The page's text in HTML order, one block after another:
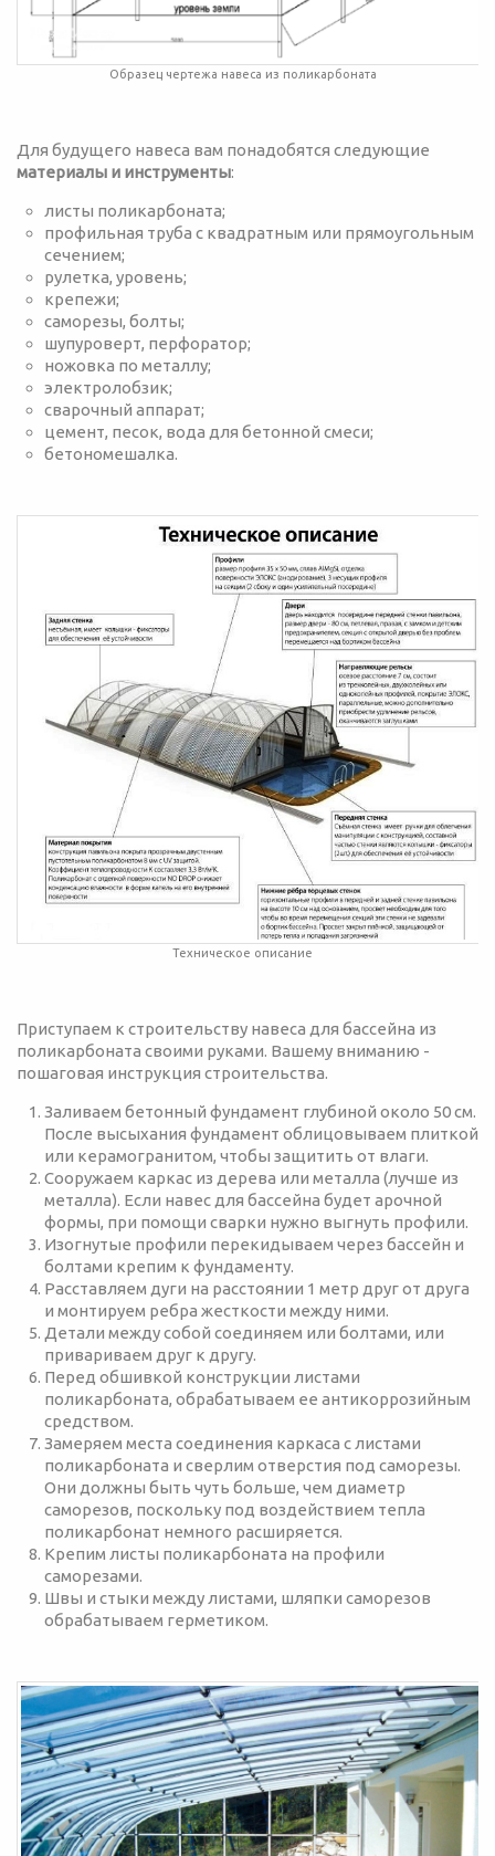
Образец чертежа навеса из поликарбоната
Для будущего навеса вам понадобятся следующие
материалы и инструменты:
листы поликарбоната;
профильная труба с квадратным или прямоугольным
сечением;
рулетка, уровень;
крепежи;
саморезы, болты;
шупуроверт, перфоратор;
ножовка по металлу;
электролобзик;
сварочный аппарат;
цемент, песок, вода для бетонной смеси;
бетономешалка.
Техническое описание
Приступаем к строительству навеса для бассейна из
поликарбоната своими руками. Вашему вниманию -
пошаговая инструкция строительства.
Заливаем бетонный фундамент глубиной около 50 см.
После высыхания фундамент облицовываем плиткой
или керамогранитом, чтобы защитить от влаги.
Сооружаем каркас из дерева или металла (лучше из
металла). Если навес для бассейна будет арочной
формы, при помощи сварки нужно выгнуть профили.
Изогнутые профили перекидываем через бассейн и
болтами крепим к фундаменту.
Расставляем дуги на расстоянии 1 метр друг от друга
и монтируем ребра жесткости между ними.
Детали между собой соединяем или болтами, или
привариваем друг к другу.
Перед обшивкой конструкции листами
поликарбоната, обрабатываем ее антикоррозийным
средством.
Замеряем места соединения каркаса с листами
поликарбоната и сверлим отверстия под саморезы.
Они должны быть чуть больше, чем диаметр
саморезов, поскольку под воздействием тепла
поликарбонат немного расширяется.
Крепим листы поликарбоната на профили
саморезами.
Швы и стыки между листами, шляпки саморезов
обрабатываем герметиком.